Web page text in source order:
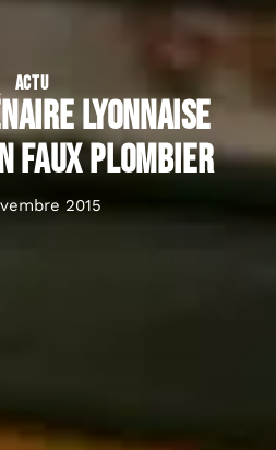
ACTU
lyonnaise
faux plombier
2015